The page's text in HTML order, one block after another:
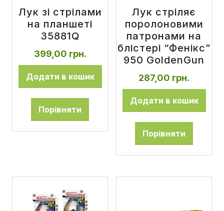
Лук зі стрілами
на планшеті
35881Q
399,00 грн.
Додати в кошик
Порівняти
Лук стріляє
поролоновими
патронами на
блістері “Фенікс”
950 GoldenGun
287,00 грн.
Додати в кошик
Порівняти